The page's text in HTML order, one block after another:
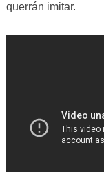
querrán imitar.